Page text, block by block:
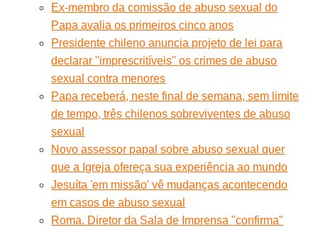
Ex-membro da comissão de abuso sexual do
Papa avalia os primeiros cinco anos
Presidente chileno anuncia projeto de lei para
declarar ''imprescritíveis'' os crimes de abuso
sexual contra menores
Papa receberá, neste final de semana, sem limite
de tempo, três chilenos sobreviventes de abuso
sexual
Novo assessor papal sobre abuso sexual quer
que a Igreja ofereça sua experiência ao mundo
Jesuíta 'em missão' vê mudanças acontecendo
em casos de abuso sexual
Roma. Diretor da Sala de Imprensa "confirma"